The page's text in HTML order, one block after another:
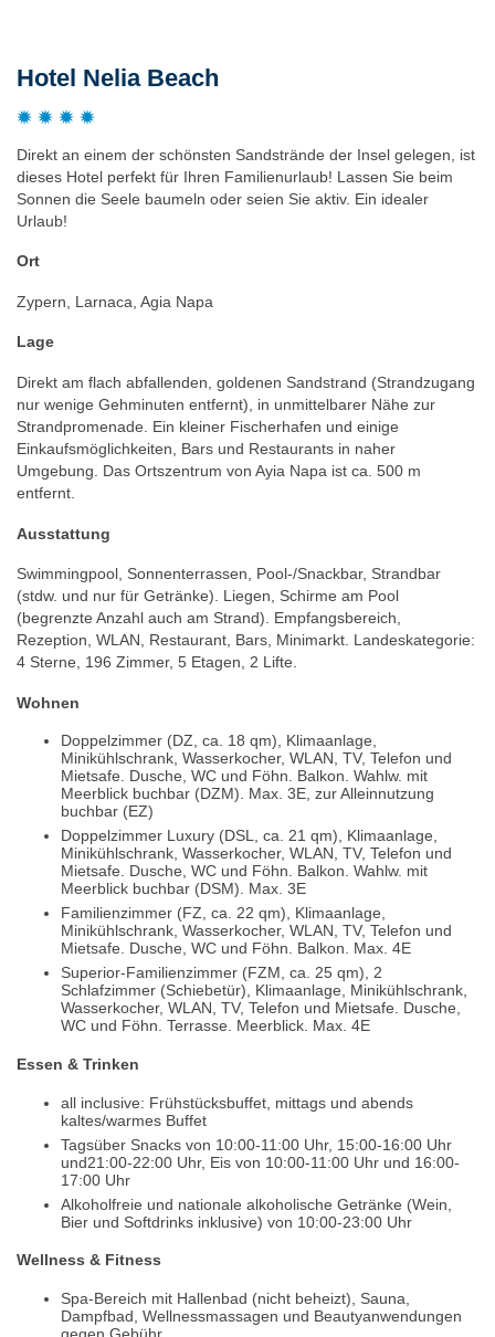
Hotel Nelia Beach
Direkt an einem der schönsten Sandstrände der Insel gelegen, ist
dieses Hotel perfekt für Ihren Familienurlaub! Lassen Sie beim
Sonnen die Seele baumeln oder seien Sie aktiv. Ein idealer
Urlaub!
Ort
Zypern, Larnaca, Agia Napa
Lage
Direkt am flach abfallenden, goldenen Sandstrand (Strandzugang
nur wenige Gehminuten entfernt), in unmittelbarer Nähe zur
Strandpromenade. Ein kleiner Fischerhafen und einige
Einkaufsmöglichkeiten, Bars und Restaurants in naher
Umgebung. Das Ortszentrum von Ayia Napa ist ca. 500 m
entfernt.
Ausstattung
Swimmingpool, Sonnenterrassen, Pool-/Snackbar, Strandbar
(stdw. und nur für Getränke). Liegen, Schirme am Pool
(begrenzte Anzahl auch am Strand). Empfangsbereich,
Rezeption, WLAN, Restaurant, Bars, Minimarkt. Landeskategorie:
4 Sterne, 196 Zimmer, 5 Etagen, 2 Lifte.
Wohnen
Doppelzimmer (DZ, ca. 18 qm), Klimaanlage,
Minikühlschrank, Wasserkocher, WLAN, TV, Telefon und
Mietsafe. Dusche, WC und Föhn. Balkon. Wahlw. mit
Meerblick buchbar (DZM). Max. 3E, zur Alleinnutzung
buchbar (EZ)
Doppelzimmer Luxury (DSL, ca. 21 qm), Klimaanlage,
Minikühlschrank, Wasserkocher, WLAN, TV, Telefon und
Mietsafe. Dusche, WC und Föhn. Balkon. Wahlw. mit
Meerblick buchbar (DSM). Max. 3E
Familienzimmer (FZ, ca. 22 qm), Klimaanlage,
Minikühlschrank, Wasserkocher, WLAN, TV, Telefon und
Mietsafe. Dusche, WC und Föhn. Balkon. Max. 4E
Superior-Familienzimmer (FZM, ca. 25 qm), 2
Schlafzimmer (Schiebetür), Klimaanlage, Minikühlschrank,
Wasserkocher, WLAN, TV, Telefon und Mietsafe. Dusche,
WC und Föhn. Terrasse. Meerblick. Max. 4E
Essen & Trinken
all inclusive: Frühstücksbuffet, mittags und abends
kaltes/warmes Buffet
Tagsüber Snacks von 10:00-11:00 Uhr, 15:00-16:00 Uhr
und21:00-22:00 Uhr, Eis von 10:00-11:00 Uhr und 16:00-
17:00 Uhr
Alkoholfreie und nationale alkoholische Getränke (Wein,
Bier und Softdrinks inklusive) von 10:00-23:00 Uhr
Wellness & Fitness
Spa-Bereich mit Hallenbad (nicht beheizt), Sauna,
Dampfbad, Wellnessmassagen und Beautyanwendungen